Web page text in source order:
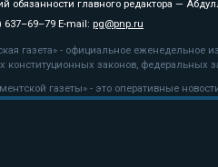
обязанности главного редактора —
637–69–79 E-mail: pg@pnp.ru
газета» - официальное еженедельное
конституционных законов, федеральных
газеты» - это оперативные
газеты» активная ссылка на pnp.ru